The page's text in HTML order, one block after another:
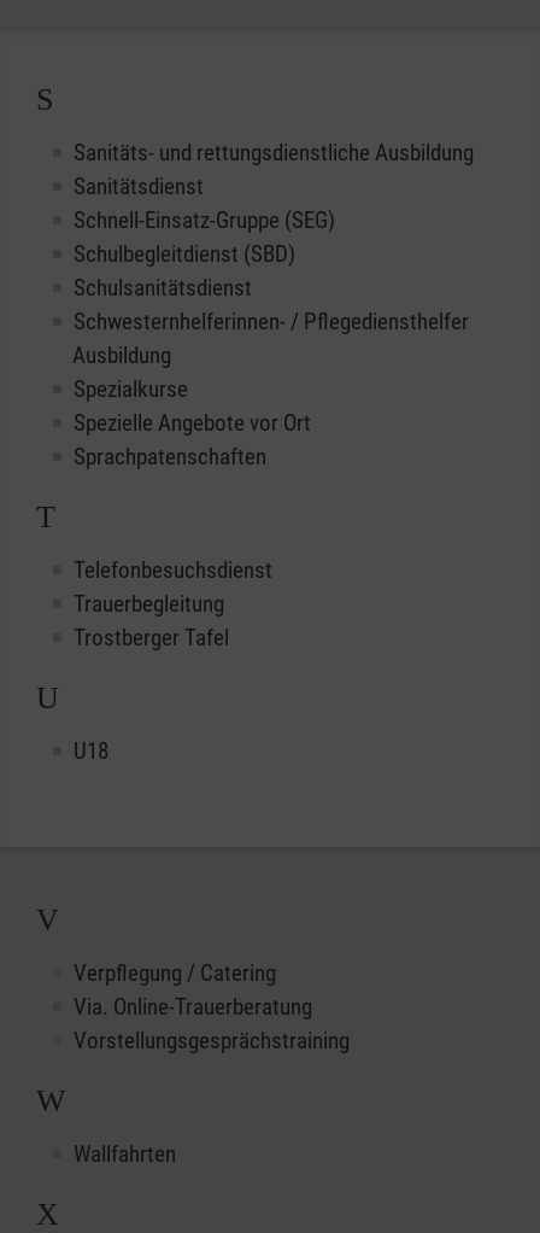
S
Sanitäts- und rettungsdienstliche Ausbildung
Sanitätsdienst
Schnell-Einsatz-Gruppe (SEG)
Schulbegleitdienst (SBD)
Schulsanitätsdienst
Schwesternhelferinnen- / Pflegediensthelfer
Ausbildung
Spezialkurse
Spezielle Angebote vor Ort
Sprachpatenschaften
T
Telefonbesuchsdienst
Trauerbegleitung
Trostberger Tafel
U
U18
V
Verpflegung / Catering
Via. Online-Trauerberatung
Vorstellungsgesprächstraining
W
Wallfahrten
X